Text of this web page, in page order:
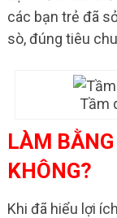
các bạn trẻ đã
sò, đúng tiêu
Tầm
LÀM
KHÔNG?
Khi đã hiểu lợi